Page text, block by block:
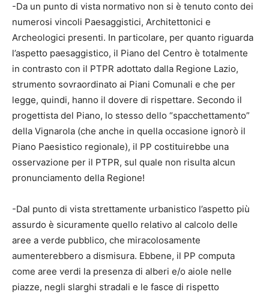
-Da un punto di vista normativo non si è tenuto conto dei
numerosi vincoli Paesaggistici, Architettonici e
Archeologici presenti. In particolare, per quanto riguarda
l’aspetto paesaggistico, il Piano del Centro è totalmente
in contrasto con il PTPR adottato dalla Regione Lazio,
strumento sovraordinato ai Piani Comunali e che per
legge, quindi, hanno il dovere di rispettare. Secondo il
progettista del Piano, lo stesso dello “spacchettamento”
della Vignarola (che anche in quella occasione ignorò il
Piano Paesistico regionale), il PP costituirebbe una
osservazione per il PTPR, sul quale non risulta alcun
pronunciamento della Regione!
-Dal punto di vista strettamente urbanistico l’aspetto più
assurdo è sicuramente quello relativo al calcolo delle
aree a verde pubblico, che miracolosamente
aumenterebbero a dismisura. Ebbene, il PP computa
come aree verdi la presenza di alberi e/o aiole nelle
piazze, negli slarghi stradali e le fasce di rispetto